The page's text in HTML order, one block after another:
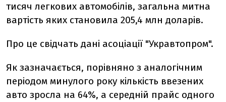
тисяч легкових автомобілів, загальна митна
вартість яких становила 205,4 млн доларів.
Про це свідчать дані асоціації "Укравтопром".
Як зазначається, порівняно з аналогічним
періодом минулого року кількість ввезених
авто зросла на 64%, а середній прайс одного